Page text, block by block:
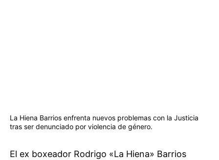
La Hiena Barrios enfrenta nuevos problemas con la Justicia
tras ser denunciado por violencia de género.
El ex boxeador Rodrigo «La Hiena» Barrios